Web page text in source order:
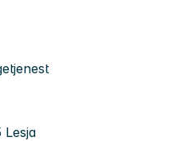
Lesja